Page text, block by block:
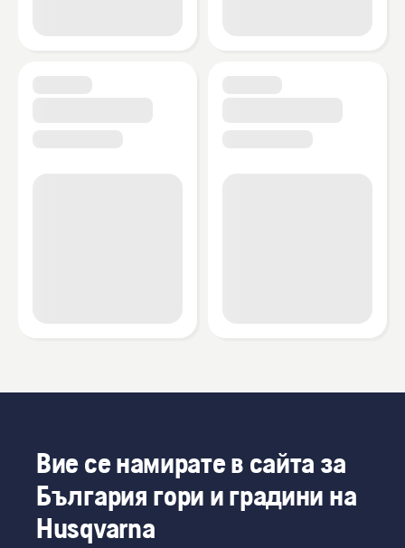
Вие се намирате в сайта за
България гори и градини на
Husqvarna